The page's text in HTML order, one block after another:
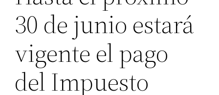
30 de junio estará
vigente el pago
del Impuesto